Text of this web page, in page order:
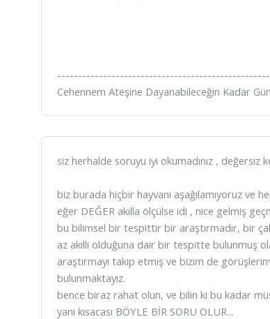
Cehennem Ateşine Dayanabileceğin Kadar
siz herhalde soruyu iyi okumadınız , değersiz
biz burada hiçbir hayvanı aşağılamıyoruz ve
eğer DEĞER akılla ölçülse idi , nice gelmiş
bu bilimsel bir tespittir bir araştırmadır, bir
az akıllı olduğuna dair bir tespitte bulunmuş
araştırmayı takip etmiş ve bizim de
bulunmaktayız.
bence biraz rahat olun, ve bilin ki bu kadar
yani kısacası BÖYLE BİR SORU OLUR...